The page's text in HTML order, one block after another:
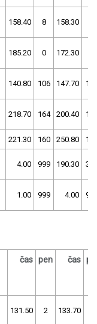
158.40 8 158.30
185.20 0 172.30
140.80 106 147.70
218.70 164 200.40
221.30 160 250.80
4.00 999 190.30
1.00 999 4.00
čas pen čas
131.50 2 133.70